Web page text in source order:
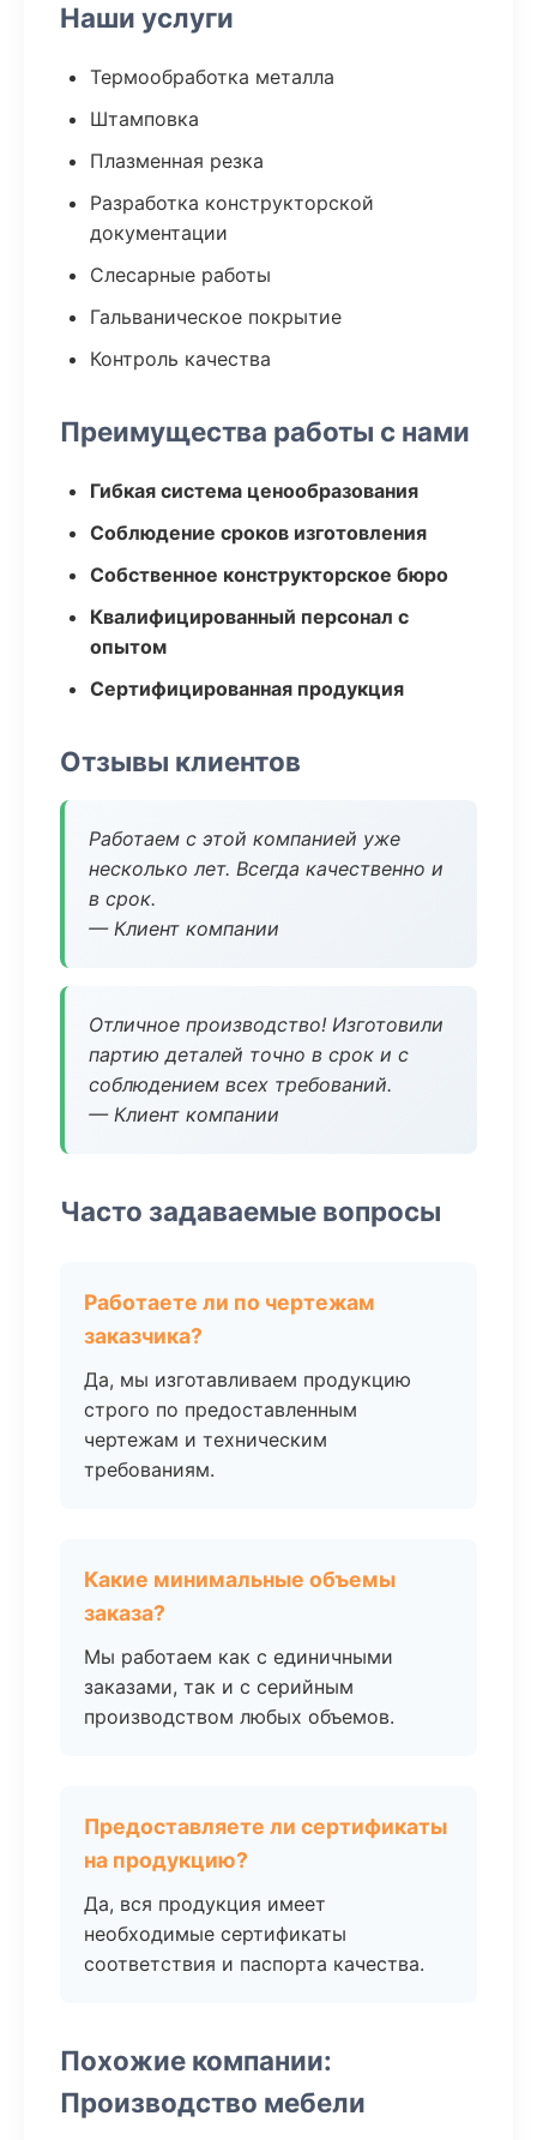
Наши услуги
Термообработка металла
Штамповка
Плазменная резка
Разработка конструкторской
документации
Слесарные работы
Гальваническое покрытие
Контроль качества
Преимущества работы с нами
Гибкая система ценообразования
Соблюдение сроков изготовления
Собственное конструкторское бюро
Квалифицированный персонал с
опытом
Сертифицированная продукция
Отзывы клиентов
Работаем с этой компанией уже
несколько лет. Всегда качественно и
в срок.
— Клиент компании
Отличное производство! Изготовили
партию деталей точно в срок и с
соблюдением всех требований.
— Клиент компании
Часто задаваемые вопросы
Работаете ли по чертежам
заказчика?
Да, мы изготавливаем продукцию
строго по предоставленным
чертежам и техническим
требованиям.
Какие минимальные объемы
заказа?
Мы работаем как с единичными
заказами, так и с серийным
производством любых объемов.
Предоставляете ли сертификаты
на продукцию?
Да, вся продукция имеет
необходимые сертификаты
соответствия и паспорта качества.
Похожие компании:
Производство мебели